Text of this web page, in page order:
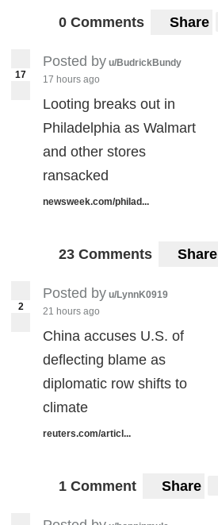
0 Comments Share
17
Posted by u/BudrickBundy
17 hours ago
Looting breaks out in
Philadelphia as Walmart
and other stores
ransacked
newsweek.com/philad...
23 Comments Share
2
Posted by u/LynnK0919
21 hours ago
China accuses U.S. of
deflecting blame as
diplomatic row shifts to
climate
reuters.com/articl...
1 Comment Share